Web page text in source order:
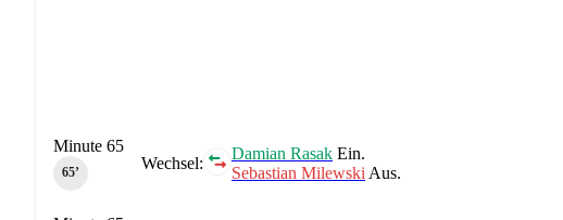
Wechsel:
Damian Rasak Ein.
Sebastian Milewski Aus.
Minute 65
65‎’‎